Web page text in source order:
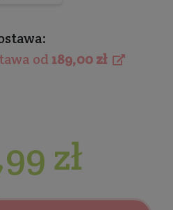
od189,00 zł
zł